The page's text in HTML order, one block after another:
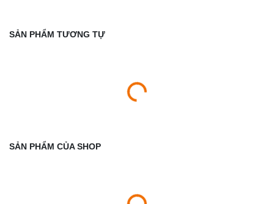
SẢN PHẨM TƯƠNG TỰ
SẢN PHẨM CỦA SHOP